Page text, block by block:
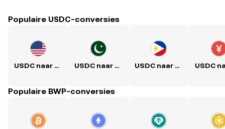
Populaire USDC-conversies
USDC naar USD USDC naar PKR USDC naar PHP
Populaire BWP-conversies